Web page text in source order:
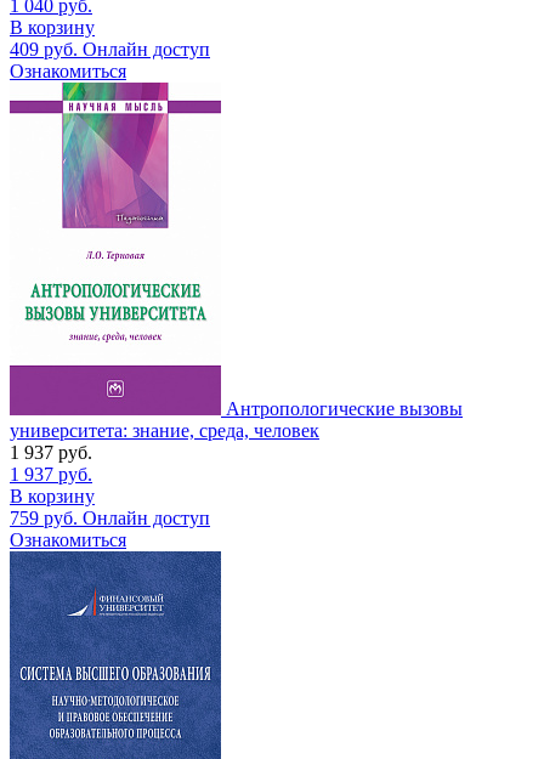
1 040 руб.
В корзину
409 руб. Онлайн доступ
Ознакомиться
Антропологические вызовы
университета: знание, среда, человек
1 937 руб.
1 937 руб.
В корзину
759 руб. Онлайн доступ
Ознакомиться